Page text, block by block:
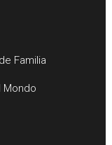
Familia
Mondo